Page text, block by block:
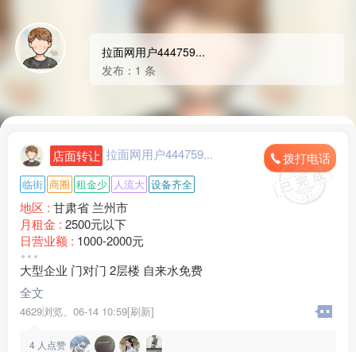
拉面网用户444759...
发布：1 条
店面转让 拉面网用户444759... 拨打电话
临街 商圈 租金少 人流大 设备齐全
地区 : 甘肃省 兰州市
月租金 : 2500元以下
日营业额 : 1000-2000元
转让费 :
水电费 :1000-1500元
外卖情况 :
店面面积 :150㎡ (平米)
工厂 小区 商超 其他
店内设施 :水电 齐全
大型企业 门对门 2层楼 自来水免费
全文
4629浏览、 06-14 10:59[刷新]
4 人点赞